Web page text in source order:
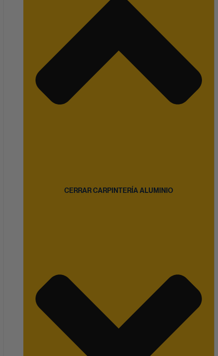
CERRAR CARPINTERÍA ALUMINIO